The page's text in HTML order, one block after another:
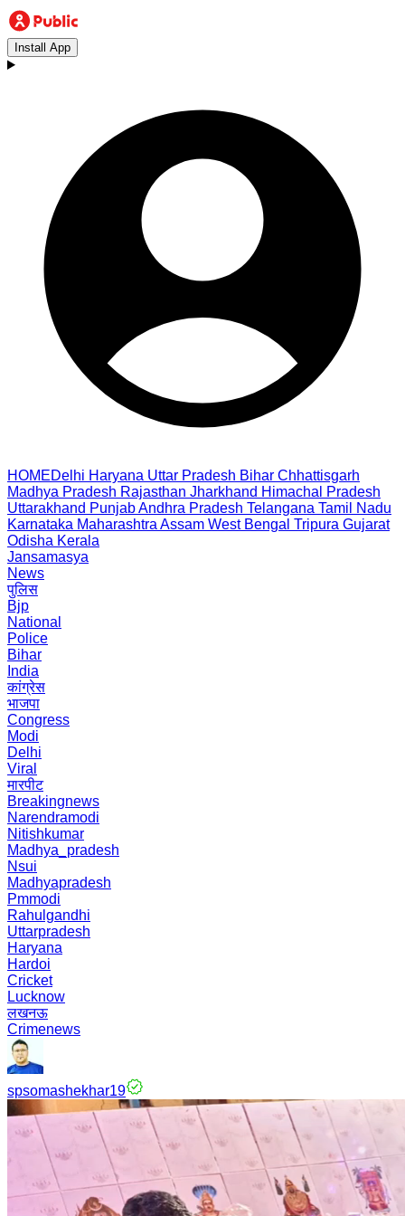
Install App
HOMEDelhi Haryana Uttar Pradesh Bihar Chhattisgarh
Madhya Pradesh Rajasthan Jharkhand Himachal Pradesh
Uttarakhand PunjabAndhra Pradesh Telangana Tamil Nadu
Karnataka Maharashtra Assam West Bengal Tripura Gujarat
Odisha Kerala
Jansamasya
News
पुलिस
Bjp
National
Police
Bihar
India
कांग्रेस
भाजपा
Congress
Modi
Delhi
Viral
मारपीट
Breakingnews
Narendramodi
Nitishkumar
Madhya_pradesh
Nsui
Madhyapradesh
Pmmodi
Rahulgandhi
Uttarpradesh
Haryana
Hardoi
Cricket
Lucknow
लखनऊ
Crimenews
spsomashekhar19